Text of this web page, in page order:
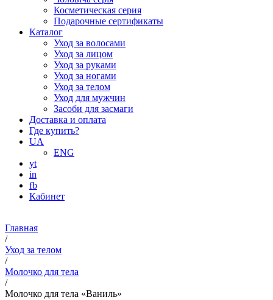
Косметическая серия
Подарочные сертификаты
Каталог
Уход за волосами
Уход за лицом
Уход за руками
Уход за ногами
Уход за телом
Уход для мужчин
Засоби для засмаги
Доставка и оплата
Где купить?
UA
ENG
yt
in
fb
Кабинет
Главная
/
Уход за телом
/
Молочко для тела
/
Молочко для тела «Ваниль»